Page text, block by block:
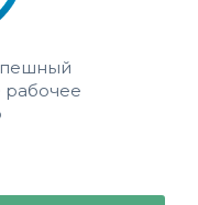
рабочее